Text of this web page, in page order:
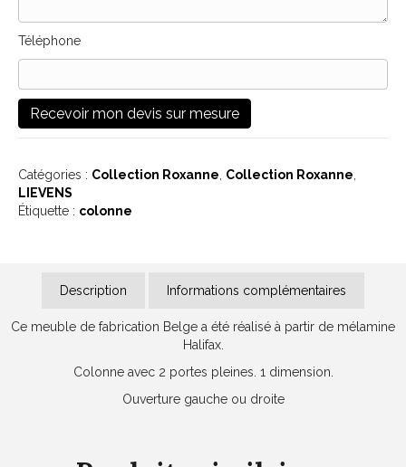
Téléphone
Catégories : Collection Roxanne Collection Roxanne
LIEVENS
Étiquette : colonne
Description Informations complémentaires
Ce meuble de fabrication Belge a été réalisé à partir de mélamine
Halifax.
Colonne avec 2 portes pleines. 1 dimension.
Ouverture gauche ou droite